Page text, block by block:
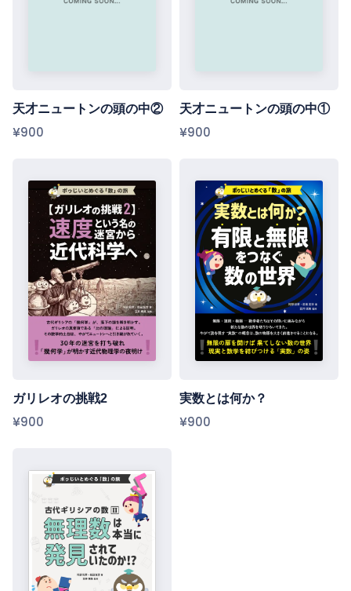
天才ニュートンの頭の中②
¥900
天才ニュートンの頭の中①
¥900
ガリレオの挑戦2
¥900
実数とは何か？
¥900